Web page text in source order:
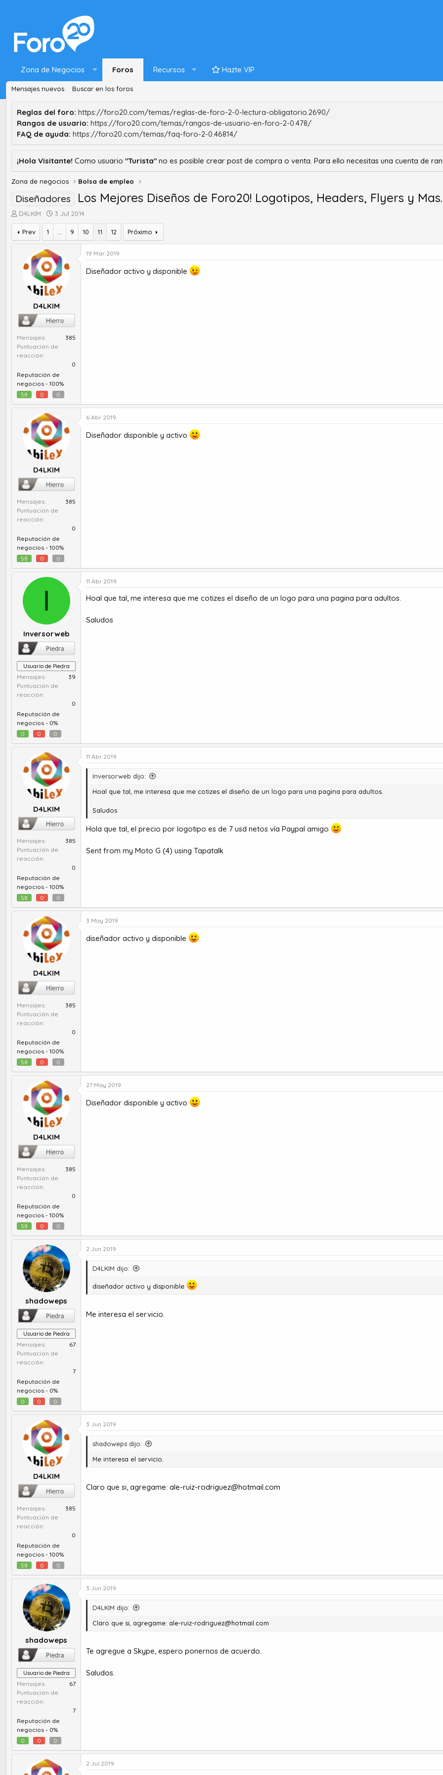
Zona de Negocios Foros Recursos Hazte VIP
Mensajes nuevos Buscar en los foros
Reglas del foro: https://foro20.com/temas/reglas-de-foro-2-0-lectura-obligatorio.2690/
Rangos de usuario: https://foro20.com/temas/rangos-de-usuario-en-foro-2-0.478/
FAQ de ayuda: https://foro20.com/temas/faq-foro-2-0.46814/
¡Hola Visitante! Como usuario "Turista" no es posible crear post de compra o venta. Para ello necesitas una cuenta de
Zona de negocios Bolsa de empleo
Diseñadores Los Mejores Diseños de Foro20! Logotipos, Headers, Flyers y
A
u
t
o
D4LKIM
F
e
h
d
e
i
n
c
i
o
3 Jul 2014
Prev 1 9 10 11 12 Próximo
D4LKIM
Mensajes
385
Puntuación de
reacción
0
Reputación de
negocios - 100%
58
0 0
19 Mar 2019
Diseñador activo y disponible
D4LKIM
Mensajes
385
Puntuación de
reacción
0
Reputación de
negocios - 100%
58
0 0
6 Abr 2019
Diseñador disponible y activo
I
Inversorweb
Usuario de Piedra
Mensajes
39
Puntuación de
reacción
0
Reputación de
negocios - 0%
0
0 0
11 Abr 2019
Hoal que tal, me interesa que me cotizes el diseño de un logo para una pagina para adultos.
Saludos
D4LKIM
Mensajes
385
Puntuación de
reacción
0
Reputación de
negocios - 100%
58
0 0
11 Abr 2019
Inversorweb dijo:
Hoal que tal, me interesa que me cotizes el diseño de un logo para una pagina para adultos.
Saludos
Hola que tal, el precio por logotipo es de 7 usd netos vía Paypal amigo
Sent from my Moto G (4) using Tapatalk
D4LKIM
Mensajes
385
Puntuación de
reacción
0
Reputación de
negocios - 100%
58
0 0
3 May 2019
diseñador activo y disponible
D4LKIM
Mensajes
385
Puntuación de
reacción
0
Reputación de
negocios - 100%
58
0 0
27 May 2019
Diseñador disponible y activo
shadoweps
Usuario de Piedra
Mensajes
67
Puntuación de
reacción
7
Reputación de
negocios - 0%
0
0 0
2 Jun 2019
D4LKIM dijo:
diseñador activo y disponible
Me interesa el servicio.
D4LKIM
Mensajes
385
Puntuación de
reacción
0
Reputación de
negocios - 100%
58
0 0
3 Jun 2019
shadoweps dijo:
Me interesa el servicio.
Claro que si, agregame: ale-ruiz-rodriguez@hotmail.com
shadoweps
Usuario de Piedra
Mensajes
67
Puntuación de
reacción
7
Reputación de
negocios - 0%
0
0 0
3 Jun 2019
D4LKIM dijo:
Claro que si, agregame: ale-ruiz-rodriguez@hotmail.com
Te agregue a Skype, espero ponernos de acuerdo.
Saludos.
2 Jul 2019